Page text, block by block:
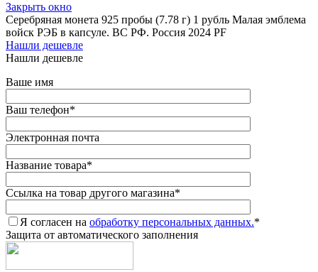
Закрыть окно
Серебряная монета 925 пробы (7.78 г) 1 рубль Малая эмблема
войск РЭБ в капсуле. ВС РФ. Россия 2024 PF
Нашли дешевле
Нашли дешевле
Ваше имя
Ваш телефон*
Электронная почта
Название товара*
Ссылка на товар другого магазина*
Я согласен на обработку персональных данных.*
Защита от автоматического заполнения